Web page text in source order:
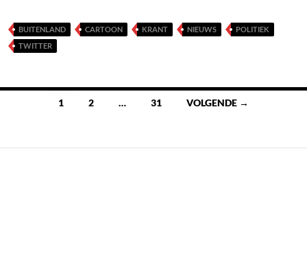
BUITENLAND CARTOON KRANT NIEUWS
POLITIEK
TWITTER
Berichten
1 2 … 31 VOLGENDE →